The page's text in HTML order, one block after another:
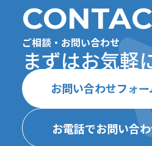
ご相談・お問い合わせ
まずはお気軽
お問い合わせフォー
お電話でお問い合